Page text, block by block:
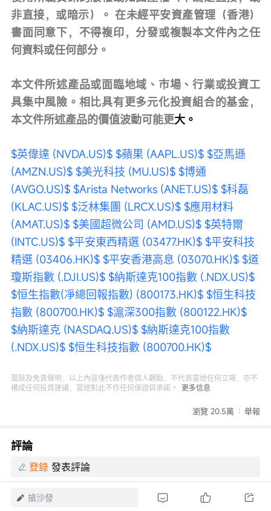
非直接，或暗示）。 在未經平安資產管理（香港）
書面同意下，不得複印，分發或複製本文件內之任
何資料或任何部分。
本文件所述產品或面臨地域、市場、行業或投資工
具集中風險。相比具有更多元化投資組合的基金，
本文件所述產品的價值波動可能更大。
$英偉達 (NVDA.US)$ $蘋果 (AAPL.US)$ $亞馬遜
(AMZN.US)$ $美光科技 (MU.US)$ $博通
(AVGO.US)$ $Arista Networks (ANET.US)$ $科磊
(KLAC.US)$ $泛林集團 (LRCX.US)$ $應用材料
(AMAT.US)$ $美國超微公司 (AMD.US)$ $英特爾
(INTC.US)$ $平安東西精選 (03477.HK)$ $平安科技
精選 (03406.HK)$ $平安香港高息 (03070.HK)$ $道
瓊斯指數 (.DJI.US)$ $納斯達克100指數 (.NDX.US)$
$恒生指數(凈總回報指數) (800173.HK)$ $恒生科技
指數 (800700.HK)$ $滬深300指數 (800122.HK)$
$納斯達克 (NASDAQ.US)$ $納斯達克100指數
(.NDX.US)$ $恒生科技指數 (800700.HK)$
風險及免責聲明：以上內容僅代表作者個人觀點，不代表富途任何立場，亦不
構成任何投資建議，富途對此不作任何保證與承諾。
更多信息
瀏覽 20.5萬 舉報
評論
登錄 發表評論
搶沙發